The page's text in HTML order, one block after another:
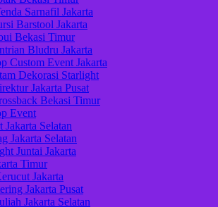
Sarnafil Jakarta
Barstool Jakarta
Bekasi Timur
Bludru Jakarta
Custom Event Jakarta
Dekorasi Starlight
Jakarta Pusat
Bekasi Timur
Event
Jakarta Selatan
Jakarta Selatan
Juntai Jakarta
Timur
Jakarta
Jakarta Pusat
Jakarta Selatan